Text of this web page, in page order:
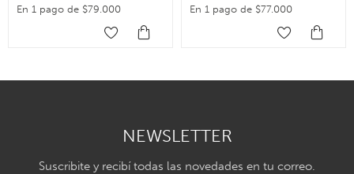
En 1 pago de $79.000 En 1 pago de $77.000
NEWSLETTER
Suscribite y recibí todas las novedades en tu correo.